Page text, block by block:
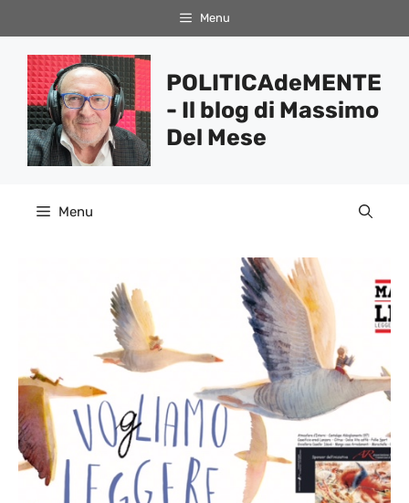
al
contenuto
Menu
POLITICAdeMENTE
- Il blog di Massimo
Del Mese
Menu